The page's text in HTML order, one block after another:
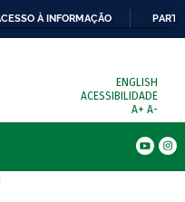
À INFORMAÇÃO
ENGLISH
ACESSIBILIDADE
A+ A-